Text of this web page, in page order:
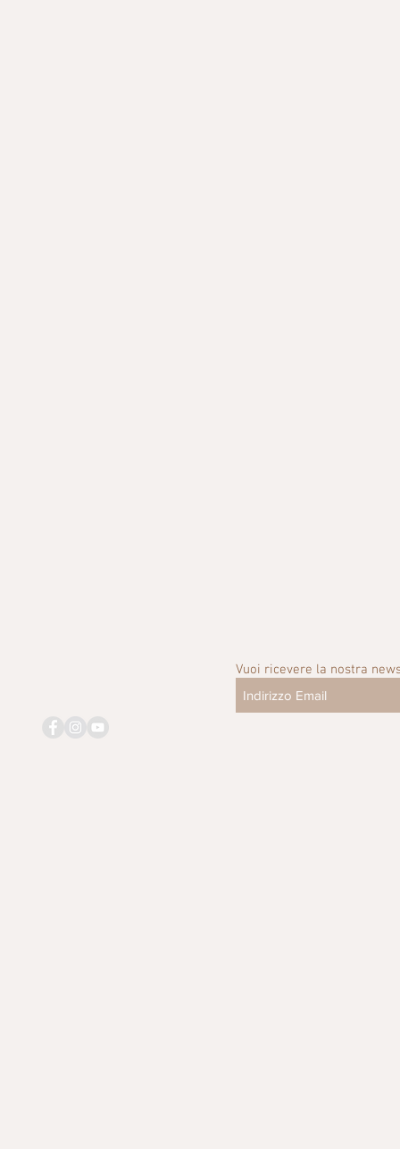
Vuoi ricevere la nostra